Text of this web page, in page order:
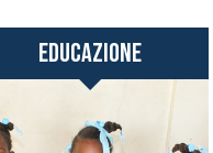
Educazione